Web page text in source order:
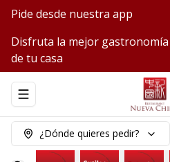
Pide desde nuestra app
Disfruta la mejor gastronomía
de tu casa
Abrir menu de navegación
¿Dónde quieres pedir?